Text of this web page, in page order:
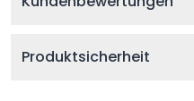
Produktsicherheit